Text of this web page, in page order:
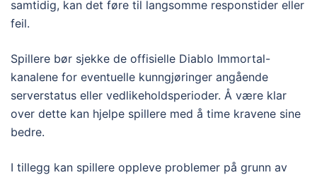
samtidig, kan det føre til langsomme responstider eller
feil.
Spillere bør sjekke de offisielle Diablo Immortal-
kanalene for eventuelle kunngjøringer angående
serverstatus eller vedlikeholdsperioder. Å være klar
over dette kan hjelpe spillere med å time kravene sine
bedre.
I tillegg kan spillere oppleve problemer på grunn av